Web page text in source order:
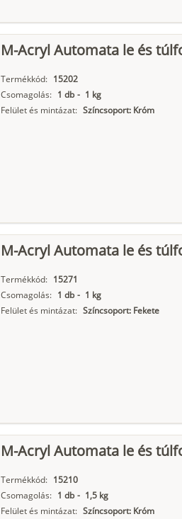
M-Acryl Automata le és
Termékkód: 15202
Csomagolás: 1 db - 1 kg
Felület és mintázat: Színcsoport: Króm
M-Acryl Automata le és
Termékkód: 15271
Csomagolás: 1 db - 1 kg
Felület és mintázat: Színcsoport: Fekete
M-Acryl Automata le és
Termékkód: 15210
Csomagolás: 1 db - 1,5 kg
Felület és mintázat: Színcsoport: Króm